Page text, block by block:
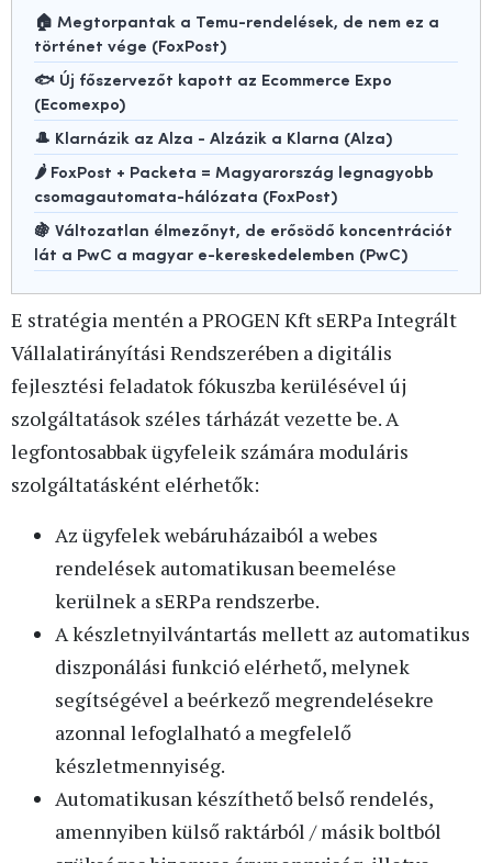
🏠 Megtorpantak a Temu-rendelések, de nem ez a
történet vége (FoxPost)
🐟 Új főszervezőt kapott az Ecommerce Expo
(Ecomexpo)
🎩 Klarnázik az Alza - Alzázik a Klarna (Alza)
🌶️ FoxPost + Packeta = Magyarország legnagyobb
csomagautomata-hálózata (FoxPost)
🍇 Változatlan élmezőnyt, de erősödő koncentrációt
lát a PwC a magyar e-kereskedelemben (PwC)
E stratégia mentén a PROGEN Kft sERPa Integrált
Vállalatirányítási Rendszerében a digitális
fejlesztési feladatok fókuszba kerülésével új
szolgáltatások széles tárházát vezette be. A
legfontosabbak ügyfeleik számára moduláris
szolgáltatásként elérhetők:
Az ügyfelek webáruházaiból a webes
rendelések automatikusan beemelése
kerülnek a sERPa rendszerbe.
A készletnyilvántartás mellett az automatikus
diszponálási funkció elérhető, melynek
segítségével a beérkező megrendelésekre
azonnal lefoglalható a megfelelő
készletmennyiség.
Automatikusan készíthető belső rendelés,
amennyiben külső raktárból / másik boltból